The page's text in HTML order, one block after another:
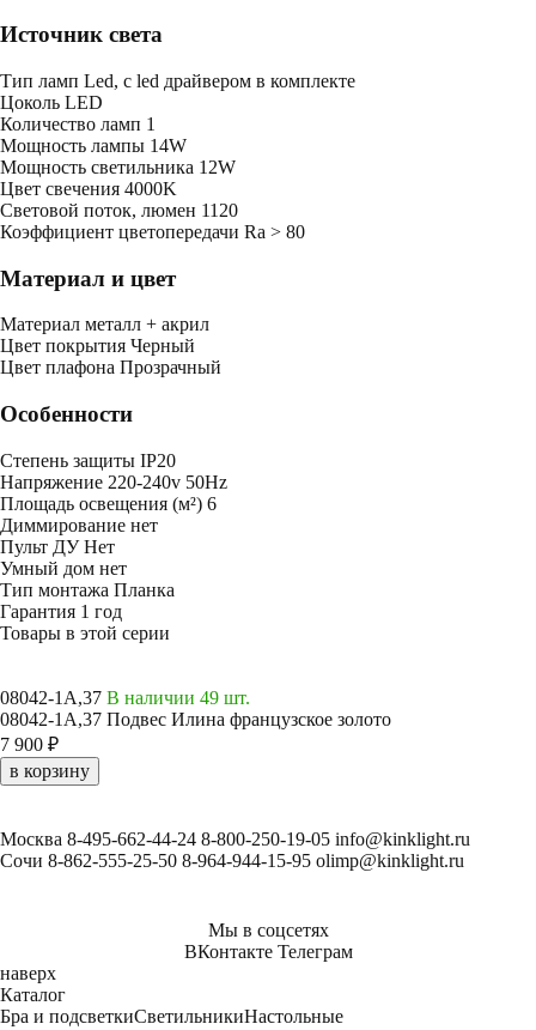
Источник света
Тип ламп Led, с led драйвером в комплекте
Цоколь LED
Количество ламп 1
Мощность лампы 14W
Мощность светильника 12W
Цвет свечения 4000K
Световой поток, люмен 1120
Коэффициент цветопередачи Ra > 80
Материал и цвет
Mатериал металл + акрил
Цвет покрытия Черный
Цвет плафона Прозрачный
Особенности
Степень защиты IP20
Напряжение 220-240v 50Hz
Площадь освещения (м²) 6
Диммирование нет
Пульт ДУНет
Умный дом нет
Тип монтажа Планка
Гарантия 1 год
Товары в этой серии
08042-1A,37 В наличии 49 шт.
08042-1A,37 Подвес Илина французское золото
7 900 ₽
в корзину
Москва 8-495-662-44-24 8-800-250-19-05 info@kinklight.ru
Сочи 8-862-555-25-50 8-964-944-15-95 olimp@kinklight.ru
Мы в соцсетях
ВКонтакте Телеграм
наверх
Каталог
Бра и подсветкиСветильникиНастольные